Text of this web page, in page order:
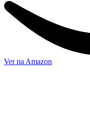
Ver na Amazon